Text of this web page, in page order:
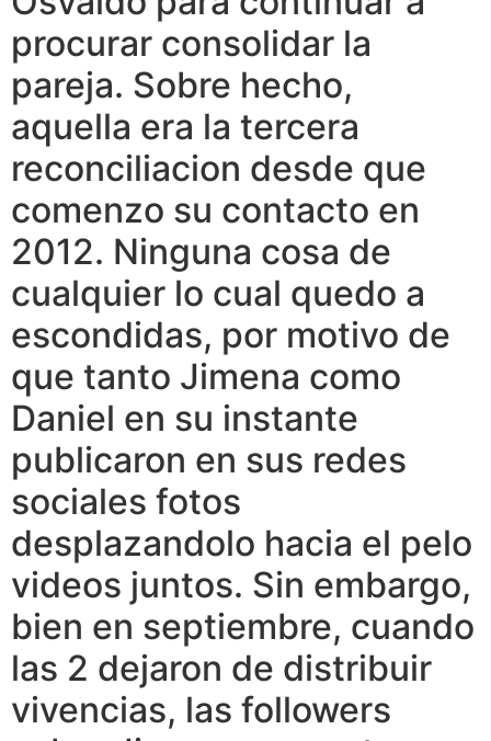
procurar consolidar la
pareja. Sobre hecho,
aquella era la tercera
reconciliacion desde que
comenzo su contacto en
2012. Ninguna cosa de
cualquier lo cual quedo a
escondidas, por motivo de
que tanto Jimena como
Daniel en su instante
publicaron en sus redes
sociales fotos
desplazandolo hacia el pelo
videos juntos. Sin embargo,
bien en septiembre, cuando
las 2 dejaron de distribuir
vivencias, las followers